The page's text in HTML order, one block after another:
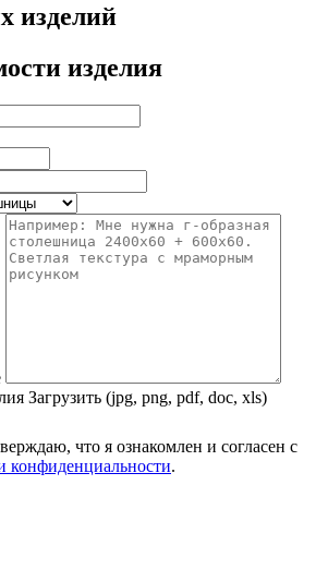
изделий
изделия
Загрузить (jpg, png, pdf, doc, xls)
что я ознакомлен и согласен с
конфиденциальности.